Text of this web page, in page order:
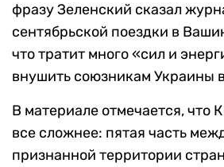
фразу Зеленский сказал
сентябрьской поездки в
что тратит много «сил и
внушить союзникам Украины
В материале отмечается, что
все сложнее: пятая часть
признанной территории